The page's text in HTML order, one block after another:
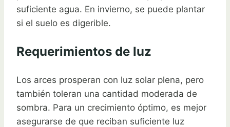
suficiente agua. En invierno, se puede plantar
si el suelo es digerible.
Requerimientos de luz
Los arces prosperan con luz solar plena, pero
también toleran una cantidad moderada de
sombra. Para un crecimiento óptimo, es mejor
asegurarse de que reciban suficiente luz